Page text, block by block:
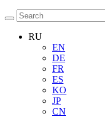
RU
EN
DE
FR
ES
KO
JP
CN